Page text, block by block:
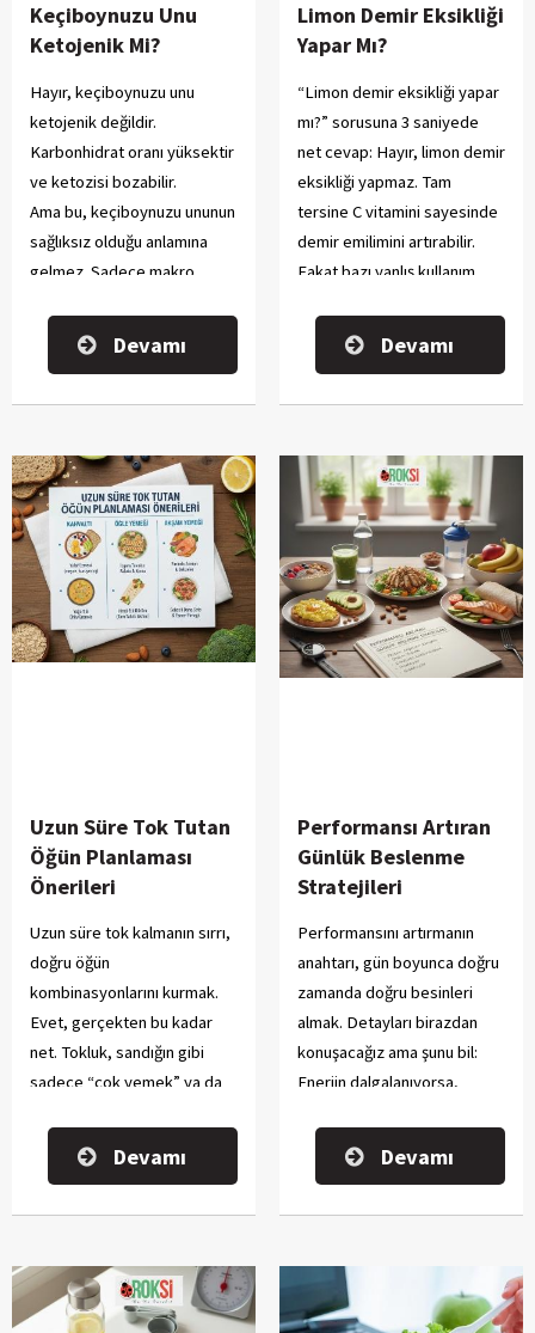
Keçiboynuzu Unu
Ketojenik Mi?
Hayır, keçiboynuzu unu
ketojenik değildir.
Karbonhidrat oranı yüksektir
ve ketozisi bozabilir.
Ama bu, keçiboynuzu ununun
sağlıksız olduğu anlamına
gelmez. Sadece makro
diyetine uygun değildir.
Devamı
Limon Demir Eksikliği
Yapar Mı?
“Limon demir eksikliği yapar
mı?” sorusuna 3 saniyede
net cevap: Hayır, limon demir
eksikliği yapmaz. Tam
tersine C vitamini sayesinde
demir emilimini artırabilir.
Fakat bazı yanlış kullanım
hataları demir emilimini
dolaylı olarak etkileyebilir. Bu
karıştırabiliyor.
Devamı
Uzun Süre Tok Tutan
Öğün Planlaması
Önerileri
Uzun süre tok kalmanın sırrı,
doğru öğün
kombinasyonlarını kurmak.
Evet, gerçekten bu kadar
net. Tokluk, sandığın gibi
sadece “çok yemek” ya da
değildir.
Devamı
Performansı Artıran
Günlük Beslenme
Stratejileri
Performansını artırmanın
anahtarı, gün boyunca doğru
zamanda doğru besinleri
almak. Detayları birazdan
konuşacağız ama şunu bil:
Enerjin dalgalanıyorsa,
yoruluyorsan, odak
problemleri yaşıyorsan
Devamı